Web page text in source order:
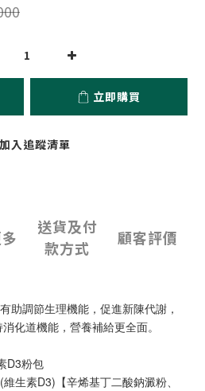
立即購買
加入追蹤清單
送貨及付
款方式
顧客評價
助調節生理機能，促進新陳代謝，
化道機能，營養補給更全面。
D3粉包
生素D3)【辛烯基丁二酸鈉澱粉、